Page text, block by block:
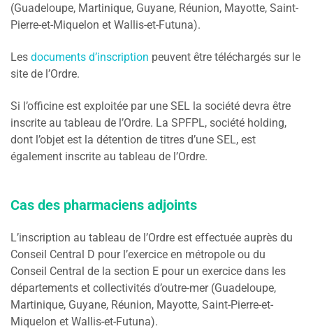
(Guadeloupe, Martinique, Guyane, Réunion, Mayotte, Saint-
Pierre-et-Miquelon et Wallis-et-Futuna).
Les documents d’inscription peuvent être téléchargés sur le
site de l’Ordre.
Si l’officine est exploitée par une SEL la société devra être
inscrite au tableau de l’Ordre. La SPFPL, société holding,
dont l’objet est la détention de titres d’une SEL, est
également inscrite au tableau de l’Ordre.
Cas des pharmaciens adjoints
L’inscription au tableau de l’Ordre est effectuée auprès du
Conseil Central D pour l’exercice en métropole ou du
Conseil Central de la section E pour un exercice dans les
départements et collectivités d’outre-mer (Guadeloupe,
Martinique, Guyane, Réunion, Mayotte, Saint-Pierre-et-
Miquelon et Wallis-et-Futuna).